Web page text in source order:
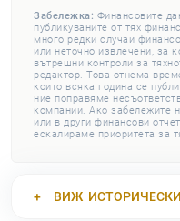
Забележка: Финансовите
публикуваните от тях
много редки случаи
или неточно извлечени, за
вътрешни контроли за
редактор. Това отнема
които всяка година се
ние поправяме
компании. Ако забележите
или в други финансови
ескалираме приоритета за
ВИЖ